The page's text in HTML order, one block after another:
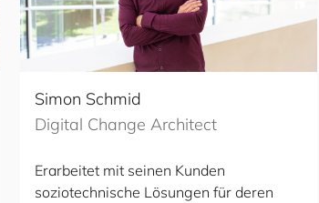
Simon Schmid
Digital Change Architect
Erarbeitet mit seinen Kunden
soziotechnische Lösungen für deren